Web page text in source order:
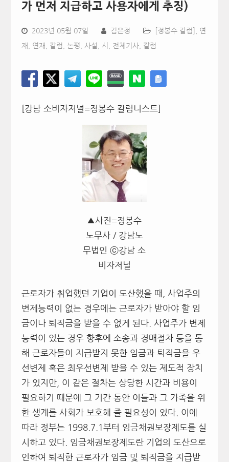
가 먼저 지급하고 사용자에게 추징)
2023년 05월 07일 김은정 [정봉수 칼럼] 연
재 연재, 칼럼, 논평, 사설, 시 전체기사, 칼럼
[강남 소비자저널=정봉수 칼럼니스트]
▲사진=정봉수
노무사 / 강남노
무법인 ⓒ강남 소
비자저널
근로자가 취업했던 기업이 도산했을 때, 사업주의
변제능력이 없는 경우에는 근로자가 받아야 할 임
금이나 퇴직금을 받을 수 없게 된다. 사업주가 변제
능력이 있는 경우 향후에 소송과 경매절차 등을 통
해 근로자들이 지급받지 못한 임금과 퇴직금을 우
선변제 혹은 최우선변제 받을 수 있는 제도적 장치
가 있지만, 이 같은 절차는 상당한 시간과 비용이
필요하기 때문에 그 기간 동안 이들과 그 가족을 위
한 생계를 사회가 보호해 줄 필요성이 있다. 이에
따라 정부는 1998.7.1부터 임금채권보장제도를 실
시하고 있다. 임금채권보장제도란 기업의 도산으로
인하여 퇴직한 근로자가 임금 및 퇴직금을 지급받